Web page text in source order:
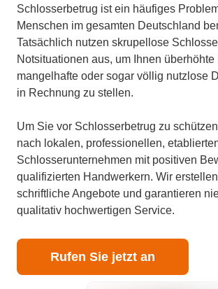
Schlosserbetrug ist ein häufiges
Menschen im gesamten Deutschland
Tatsächlich nutzen skrupellose
Notsituationen aus, um Ihnen überhöhte
mangelhafte oder sogar völlig nutzlose
in Rechnung zu stellen.
Um Sie vor Schlosserbetrug zu
nach lokalen, professionellen,
Schlosserunternehmen mit positiven
qualifizierten Handwerkern. Wir
schriftliche Angebote und garantieren
qualitativ hochwertigen Service.
Rufen Sie jetzt an